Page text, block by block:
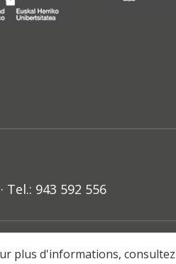
Tel.: 943 592 556
plus d'informations,